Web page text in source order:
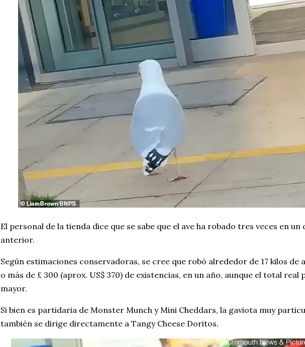
El personal de la tienda dice que se sabe que el ave ha robado tres veces en un
anterior.
Según estimaciones conservadoras, se cree que robó alrededor de 17 kilos de
o más de £ 300 (aprox. US$ 370) de existencias, en un año, aunque el total real
mayor.
Si bien es partidaria de Monster Munch y Mini Cheddars, la gaviota muy
también se dirige directamente a Tangy Cheese Doritos.